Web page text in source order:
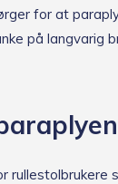
for at
på langvarig
rullestolbrukere